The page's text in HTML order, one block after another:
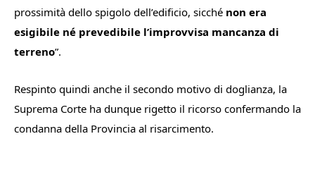
prossimità dello spigolo dell’edificio, sicché non era
esigibile né prevedibile l’improvvisa mancanza di
terreno”.
Respinto quindi anche il secondo motivo di doglianza, la
Suprema Corte ha dunque rigetto il ricorso confermando la
condanna della Provincia al risarcimento.